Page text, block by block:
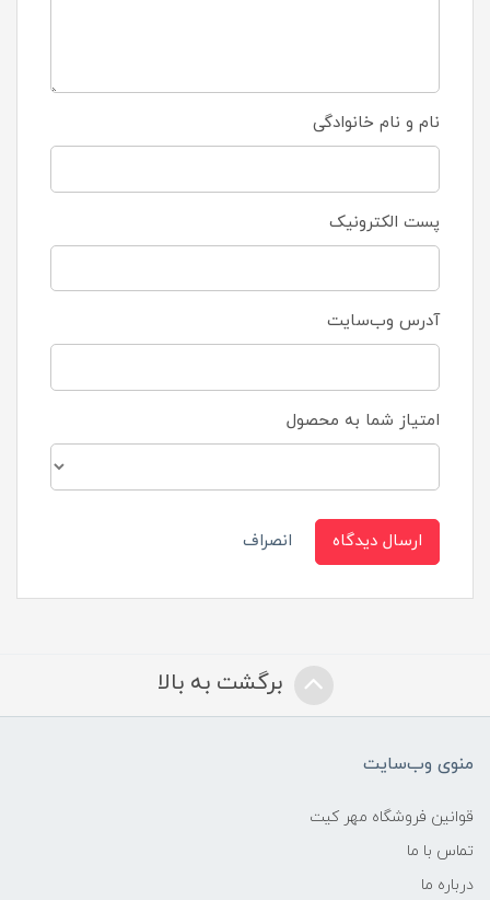
نام و نام خانوادگی
پست الکترونیک
آدرس وب‌سایت
امتیاز شما به محصول
ارسال دیدگاه انصراف
برگشت به بالا
منوی وب‌سایت
قوانین فروشگاه مهر کیت
تماس با ما
درباره ما